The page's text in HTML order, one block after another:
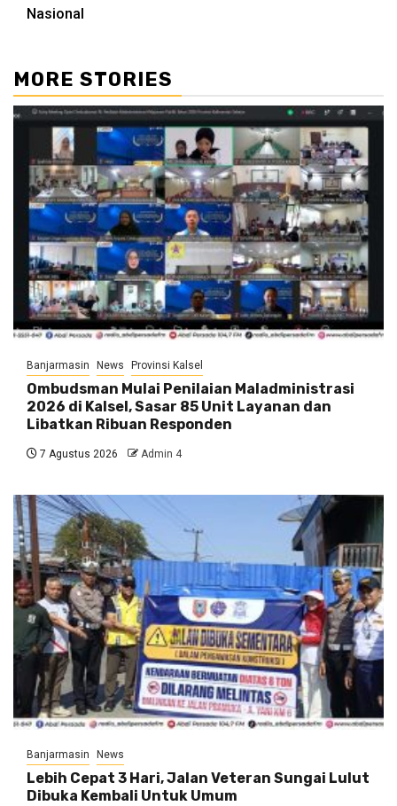
Nasional
MORE STORIES
Banjarmasin News Provinsi Kalsel
Ombudsman Mulai Penilaian Maladministrasi
2026 di Kalsel, Sasar 85 Unit Layanan dan
Libatkan Ribuan Responden
7 Agustus 2026 Admin 4
Banjarmasin News
Lebih Cepat 3 Hari, Jalan Veteran Sungai Lulut
Dibuka Kembali Untuk Umum